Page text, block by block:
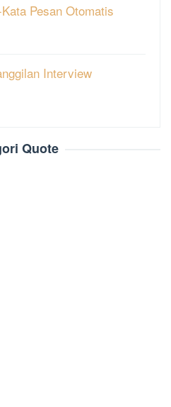
Pesan Otomatis
Interview
Quote